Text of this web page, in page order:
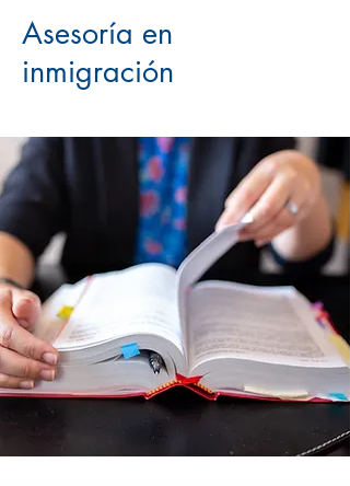
Asesoría en
inmigración